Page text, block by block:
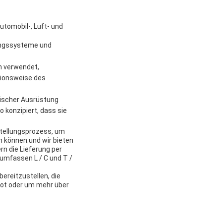
, Luft- und
und
verwendet,
des
Ausrüstung
konzipiert, dass sie
um
können.und wir bieten
die Lieferung per
L / C und T /
die
oder um mehr über